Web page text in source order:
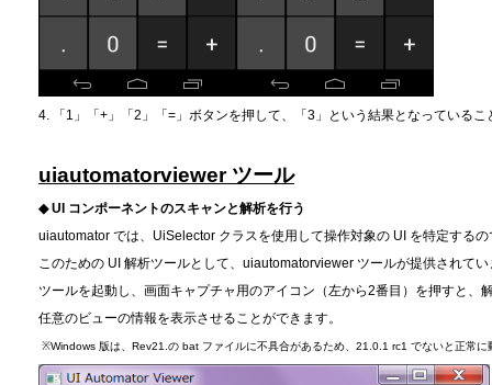
4. 「1」「+」「2」「=」ボタンを押して、「3」という結果となっているこ
uiautomatorviewer ツール
◆ UI コンポーネントのスキャンと解析を行う
uiautomator では、UiSelector クラスを使用して操作対象の UI を特定するの
このための UI 解析ツールとして、uiautomatorviewer ツールが提供されてい
ツールを起動し、画面キャプチャ用のアイコン（左から2番目）を押すと、
任意のビューの情報を表示させることができます。
※Windows 版は、Rev21.の bat ファイルに不具合があるため、21.0.1 rc1 でないと正常に